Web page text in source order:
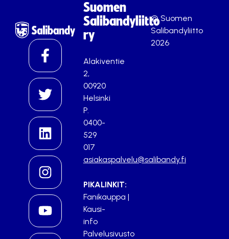
Suomen
Salibandyliitto
ry
Alakiventie
2,
00920
Helsinki
P.
0400-
529
017
asiakaspalvelu@salibandy.fi
PIKALINKIT:
Fanikauppa |
Kausi-
info
Palvelusivusto
© Suomen
Salibandyliitto
2026